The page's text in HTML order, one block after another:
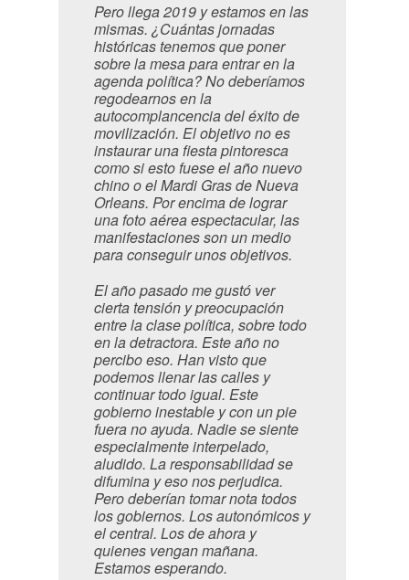
Pero llega 2019 y estamos en las
mismas. ¿Cuántas jornadas
históricas tenemos que poner
sobre la mesa para entrar en la
agenda política? No deberíamos
regodearnos en la
autocomplancencia del éxito de
movilización. El objetivo no es
instaurar una fiesta pintoresca
como si esto fuese el año nuevo
chino o el Mardi Gras de Nueva
Orleans. Por encima de lograr
una foto aérea espectacular, las
manifestaciones son un medio
para conseguir unos objetivos.
El año pasado me gustó ver
cierta tensión y preocupación
entre la clase política, sobre todo
en la detractora. Este año no
percibo eso. Han visto que
podemos llenar las calles y
continuar todo igual. Este
gobierno inestable y con un pie
fuera no ayuda. Nadie se siente
especialmente interpelado,
aludido. La responsabilidad se
difumina y eso nos perjudica.
Pero deberían tomar nota todos
los gobiernos. Los autonómicos y
el central. Los de ahora y
quienes vengan mañana.
Estamos esperando.